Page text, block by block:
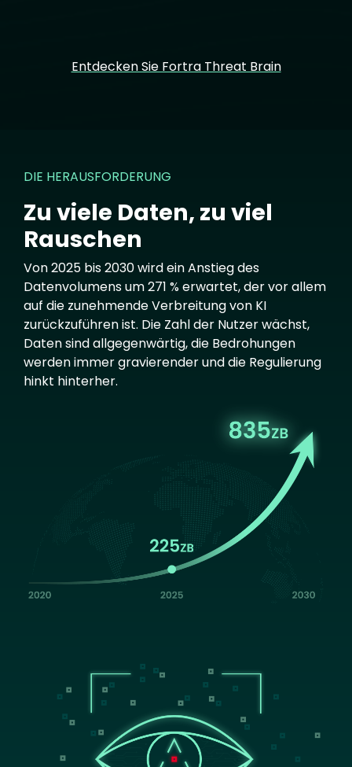
Entdecken Sie Fortra Threat Brain
DIE HERAUSFORDERUNG
Zu viele Daten, zu viel
Rauschen
Von 2025 bis 2030 wird ein Anstieg des
Datenvolumens um 271 % erwartet, der vor allem
auf die zunehmende Verbreitung von KI
zurückzuführen ist. Die Zahl der Nutzer wächst,
Daten sind allgegenwärtig, die Bedrohungen
werden immer gravierender und die Regulierung
hinkt hinterher.